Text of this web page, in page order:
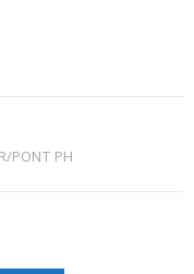
PONT PH